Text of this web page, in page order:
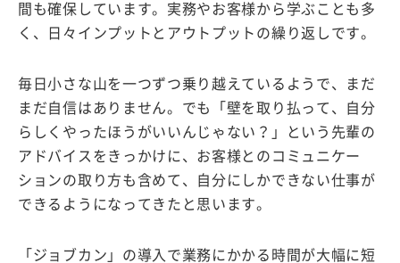
間も確保しています。実務やお客様から学ぶことも多
く、日々インプットとアウトプットの繰り返しです。
毎日小さな山を一つずつ乗り越えているようで、まだ
まだ自信はありません。でも「壁を取り払って、自分
らしくやったほうがいいんじゃない？」という先輩の
アドバイスをきっかけに、お客様とのコミュニケー
ションの取り方も含めて、自分にしかできない仕事が
できるようになってきたと思います。
「ジョブカン」の導入で業務にかかる時間が大幅に短